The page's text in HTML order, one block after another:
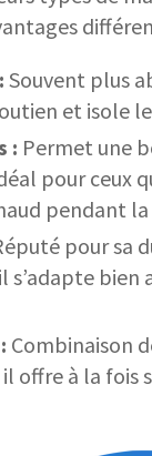
Souvent plus
et isole
: Permet une
pour ceux
pendant
pour sa
s’adapte bien
Combinaison
offre à la fois